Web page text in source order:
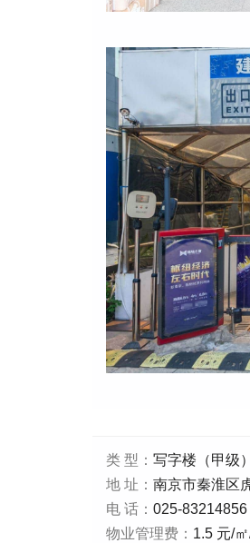
类 型： 写字楼（甲级）
地 址： 南京市秦淮区
电 话： 025-83214856
物业管理费： 1.5 元/㎡